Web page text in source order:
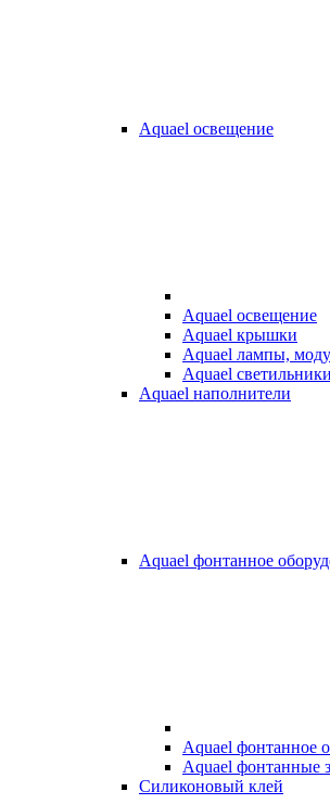
Aquael освещение
Aquael освещение
Aquael крышки
Aquael лампы,
Aquael светильники
Aquael наполнители
Aquael фонтанное
Aquael фонтанное
Aquael фонтанные
Силиконовый клей